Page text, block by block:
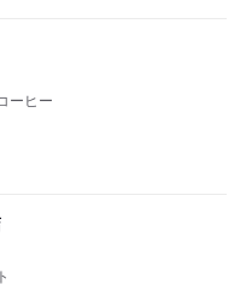
ーヒー